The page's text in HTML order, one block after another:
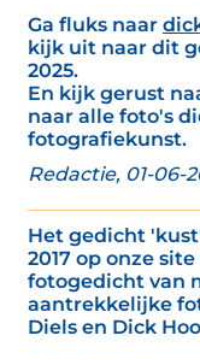
Ga fluks naar
kijk uit naar dit
2025.
En kijk gerust
naar alle foto's
fotografiekunst.
Redactie, 01-06-
Het gedicht
2017 op onze
fotogedicht van
aantrekkelijke
Diels en Dick